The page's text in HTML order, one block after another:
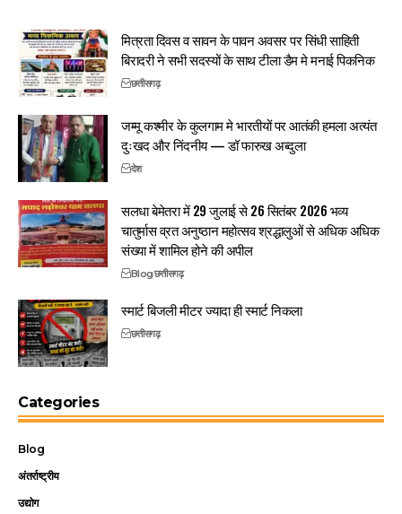
मित्रता दिवस व सावन के पावन अवसर पर सिंधी साहिती
बिरादरी ने सभी सदस्यों के साथ टीला डैम मे मनाई पिकनिक
छत्तीसगढ़
जम्मू कश्मीर के कुलगाम मे भारतीयों पर आतंकी हमला अत्यंत
दुःखद और निंदनीय — डॉ फारुख अब्दुला
देश
सलधा बेमेतरा में 29 जुलाई से 26 सितंबर 2026 भव्य
चातुर्मास व्रत अनुष्ठान महोत्सव श्रद्धालुओं से अधिक अधिक
संख्या में शामिल होने की अपील
Blogछत्तीसगढ़
स्मार्ट बिजली मीटर ज्यादा ही स्मार्ट निकला
छत्तीसगढ़
Categories
Blog
अंतर्राष्ट्रीय
उद्योग